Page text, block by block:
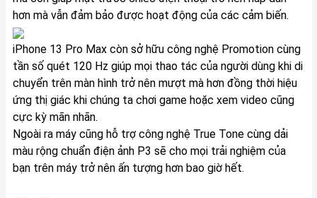
hơn mà vẫn đảm bảo được hoạt động của các cảm biến.
iPhone 13 Pro Max còn sở hữu công nghệ Promotion cùng
tần số quét 120 Hz giúp mọi thao tác của người dùng khi di
chuyển trên màn hình trở nên mượt mà hơn đồng thời hiệu
ứng thị giác khi chúng ta chơi game hoặc xem video cũng
cực kỳ mãn nhãn.
Ngoài ra máy cũng hỗ trợ công nghệ True Tone cùng dải
màu rộng chuẩn điện ảnh P3 sẽ cho mọi trải nghiệm của
bạn trên máy trở nên ấn tượng hơn bao giờ hết.